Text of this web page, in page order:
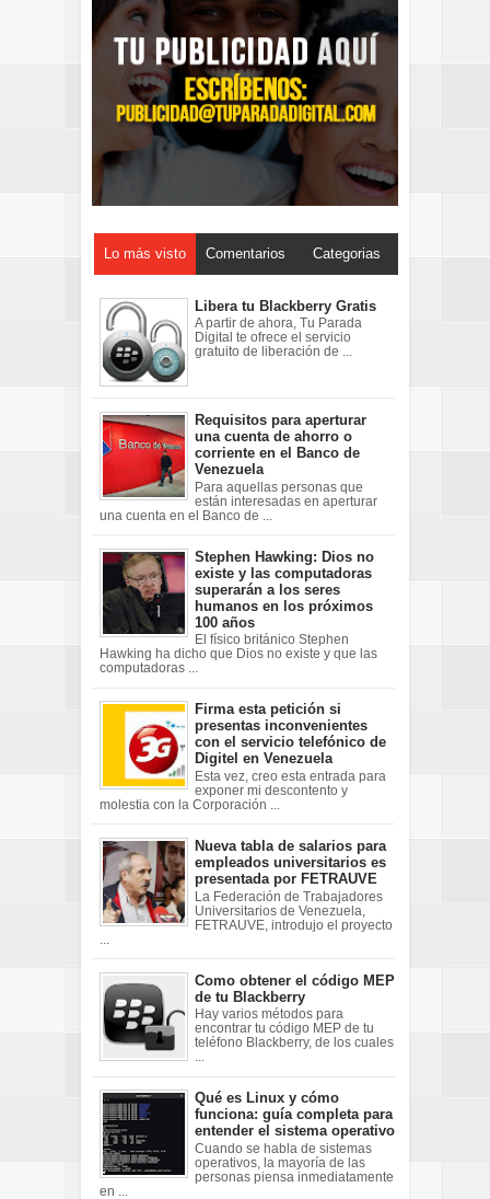
Lo más visto Comentarios Categorias
Libera tu Blackberry Gratis
A partir de ahora, Tu Parada
Digital te ofrece el servicio
gratuito de liberación de ...
Requisitos para aperturar
una cuenta de ahorro o
corriente en el Banco de
Venezuela
Para aquellas personas que
están interesadas en aperturar
una cuenta en el Banco de ...
Stephen Hawking: Dios no
existe y las computadoras
superarán a los seres
humanos en los próximos
100 años
El físico británico Stephen
Hawking ha dicho que Dios no existe y que las
computadoras ...
Firma esta petición si
presentas inconvenientes
con el servicio telefónico de
Digitel en Venezuela
Esta vez, creo esta entrada para
exponer mi descontento y
molestia con la Corporación ...
Nueva tabla de salarios para
empleados universitarios es
presentada por FETRAUVE
La Federación de Trabajadores
Universitarios de Venezuela,
FETRAUVE, introdujo el proyecto
Como obtener el código MEP
de tu Blackberry
Hay varios métodos para
encontrar tu código MEP de tu
teléfono Blackberry, de los cuales
Qué es Linux y cómo
funciona: guía completa para
entender el sistema operativo
Cuando se habla de sistemas
operativos, la mayoría de las
personas piensa inmediatamente
en ...